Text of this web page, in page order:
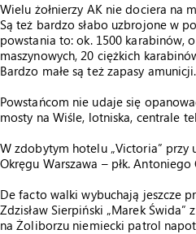
Wielu żołnierzy AK nie dociera na
Są też bardzo słabo uzbrojone w
powstania to: ok. 1500 karabinów,
maszynowych, 20 ciężkich
Bardzo małe są też zapasy amunicji.
Powstańcom nie udaje się
mosty na Wiśle, lotniska, centrale
W zdobytym hotelu „Victoria” przy
Okręgu Warszawa – płk. Antoniego
De facto walki wybuchają jeszcze
Zdzisław Sierpiński „Marek
na Żoliborzu niemiecki patrol